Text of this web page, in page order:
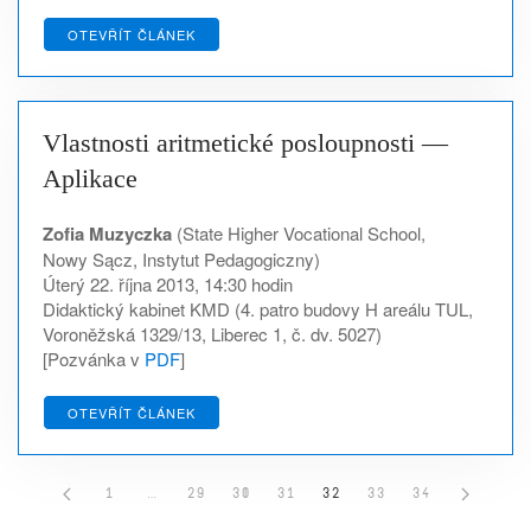
OTEVŘÍT ČLÁNEK
Vlastnosti aritmetické posloupnosti —
Aplikace
Zofia Muzyczka (State Higher Vocational School,
Nowy Sącz, Instytut Pedagogiczny)
Úterý 22. října 2013, 14:30 hodin
Didaktický kabinet KMD (4. patro budovy H areálu TUL,
Voroněžská 1329/13, Liberec 1, č. dv. 5027)
[Pozvánka v PDF]
OTEVŘÍT ČLÁNEK
1 … 29 30 31 32 33 34